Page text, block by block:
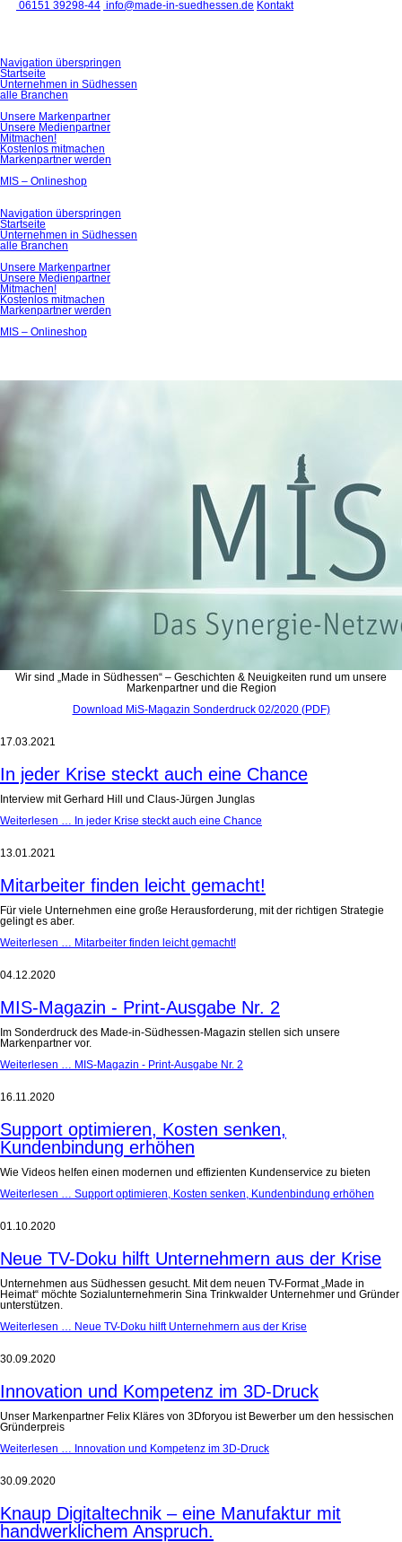
06151 39298-44 info@made-in-suedhessen.de Kontakt
Navigation überspringen
Startseite
Unternehmen in Südhessen
alle Branchen
Unsere Markenpartner
Unsere Medienpartner
Mitmachen!
Kostenlos mitmachen
Markenpartner werden
MIS – Onlineshop
Navigation überspringen
Startseite
Unternehmen in Südhessen
alle Branchen
Unsere Markenpartner
Unsere Medienpartner
Mitmachen!
Kostenlos mitmachen
Markenpartner werden
MIS – Onlineshop
Wir sind „Made in Südhessen“ – Geschichten & Neuigkeiten rund um unsere
Markenpartner und die Region
Download MiS-Magazin Sonderdruck 02/2020 (PDF)
17.03.2021
In jeder Krise steckt auch eine Chance
Interview mit Gerhard Hill und Claus-Jürgen Junglas
Weiterlesen … In jeder Krise steckt auch eine Chance
13.01.2021
Mitarbeiter finden leicht gemacht!
Für viele Unternehmen eine große Herausforderung, mit der richtigen Strategie
gelingt es aber.
Weiterlesen … Mitarbeiter finden leicht gemacht!
04.12.2020
MIS-Magazin - Print-Ausgabe Nr. 2
Im Sonderdruck des Made-in-Südhessen-Magazin stellen sich unsere
Markenpartner vor.
Weiterlesen … MIS-Magazin - Print-Ausgabe Nr. 2
16.11.2020
Support optimieren, Kosten senken,
Kundenbindung erhöhen
Wie Videos helfen einen modernen und effizienten Kundenservice zu bieten
Weiterlesen … Support optimieren, Kosten senken, Kundenbindung erhöhen
01.10.2020
Neue TV-Doku hilft Unternehmern aus der Krise
Unternehmen aus Südhessen gesucht. Mit dem neuen TV-Format „Made in
Heimat“ möchte Sozialunternehmerin Sina Trinkwalder Unternehmer und Gründer
unterstützen.
Weiterlesen … Neue TV-Doku hilft Unternehmern aus der Krise
30.09.2020
Innovation und Kompetenz im 3D-Druck
Unser Markenpartner Felix Kläres von 3Dforyou ist Bewerber um den hessischen
Gründerpreis
Weiterlesen … Innovation und Kompetenz im 3D-Druck
30.09.2020
Knaup Digitaltechnik – eine Manufaktur mit
handwerklichem Anspruch.